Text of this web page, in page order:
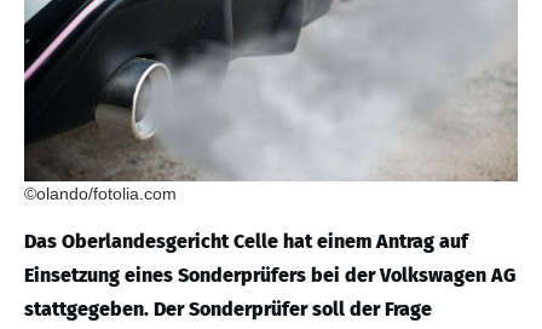
©olando/fotolia.com
Das Oberlandesgericht Celle hat einem Antrag auf
Einsetzung eines Sonderprüfers bei der Volkswagen AG
stattgegeben. Der Sonderprüfer soll der Frage